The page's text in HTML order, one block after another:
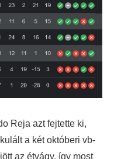
Reja azt fejtette ki,
a két októberi vb-
az étvágy, így most